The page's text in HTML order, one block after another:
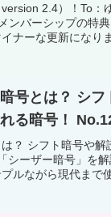
2.4）！To
ンバーシップの特
ナーな更新になりま
号とは？ シ
る暗号！
は？ シフト暗号や
シーザー暗号」を
ルながら現代まで